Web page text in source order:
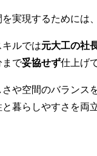
実現するためには
キルでは元大工の社
まで妥協せず仕上げ
や空間のバランス
暮らしやすさを両